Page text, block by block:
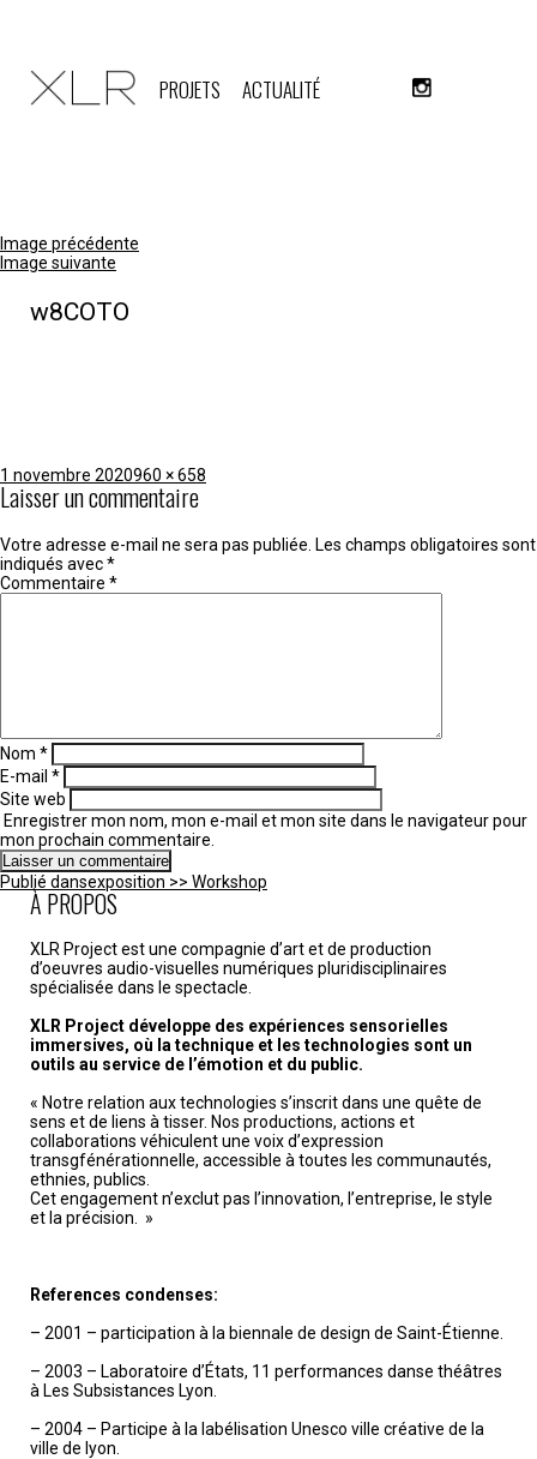
PROJETS ACTUALITÉ
Image précédente
Image suivante
w8COTO
Publié
le
1 novembre 2020Taille
réelle
960 × 658
Laisser un commentaire
Votre adresse e-mail ne sera pas publiée. Les champs obligatoires sont
indiqués avec*
Commentaire *
Nom *
E-mail *
Site web
Enregistrer mon nom, mon e-mail et mon site dans le navigateur pour
mon prochain commentaire.
Navigation
de
l’article
Publié dansexposition >> Workshop
À PROPOS
XLR Project est une compagnie d’art et de production
d’oeuvres audio-visuelles numériques pluridisciplinaires
spécialisée dans le spectacle.
XLR Project développe des expériences sensorielles
immersives, où la technique et les technologies sont un
outils au service de l’émotion et du public.
« Notre relation aux technologies s’inscrit dans une quête de
sens et de liens à tisser. Nos productions, actions et
collaborations véhiculent une voix d’expression
transgfénérationnelle, accessible à toutes les communautés,
ethnies, publics.
Cet engagement n’exclut pas l’innovation, l’entreprise, le style
et la précision. »
References condenses:
– 2001 – participation à la biennale de design de Saint-Étienne.
– 2003 – Laboratoire d’États, 11 performances danse théâtres
à Les Subsistances Lyon.
– 2004 – Participe à la labélisation Unesco ville créative de la
ville de lyon.